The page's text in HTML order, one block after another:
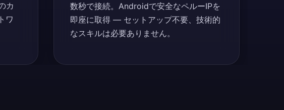
カ
ワ
数秒で接続。Androidで安全なペルーIPを
即座に取得 — セットアップ不要、技術的
なスキルは必要ありません。